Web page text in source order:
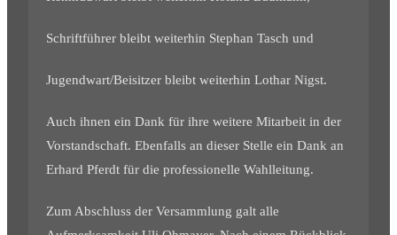
Schriftführer bleibt weiterhin Stephan Tasch und
Jugendwart/Beisitzer bleibt weiterhin Lothar Nigst.
Auch ihnen ein Dank für ihre weitere Mitarbeit in der
Vorstandschaft. Ebenfalls an dieser Stelle ein Dank an
Erhard Pferdt für die professionelle Wahlleitung.
Zum Abschluss der Versammlung galt alle